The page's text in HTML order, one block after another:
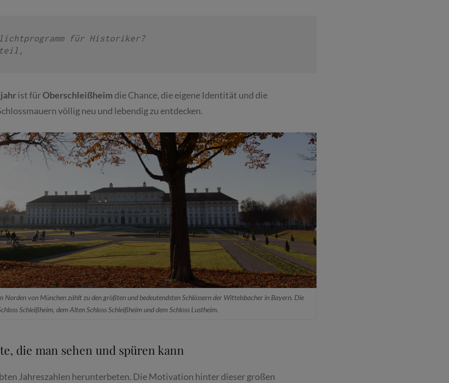
für Historiker?
ist fürOberschleißheim die Chance, die eigene Identität und die
völlig neu und lebendig zu entdecken.
Norden von München zählt zu den größten und bedeutendsten Schlössern der Wittelsbacher in Bayern. Die
Schleißheim, dem Alten Schloss Schleißheim und dem Schloss Lustheim.
die man sehen und spüren kann
Jahreszahlen herunterbeten. Die Motivation hinter dieser großen